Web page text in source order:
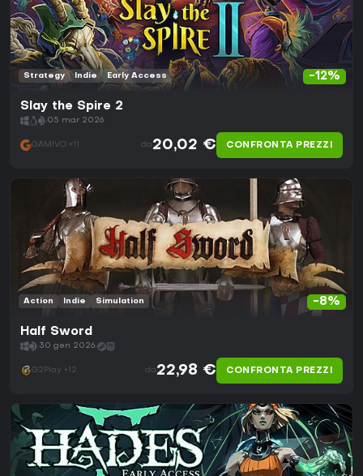
-12%
Strategy Indie Early Access
Slay the Spire 2
05 mar 2026
GAMIVO +11 da 20,02 € CONFRONTA PREZZI
-8%
Action Indie Simulation
Half Sword
30 gen 2026
G2Play +12 da 22,98 € CONFRONTA PREZZI